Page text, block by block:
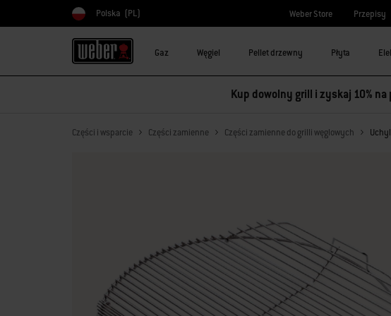
Wybierz kraj
Polska (PL) Weber Store Przepisy
Gaz Węgiel Pellet drzewny Płyta
Kup dowolny grill i zyskaj 10%
Części i wsparcie Części zamienne Części zamienne do grilli węglowych